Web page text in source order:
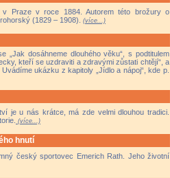
Praze v roce 1884. Autorem této brožury o
(1829 – 1908). (více...)
„Jak dosáhneme dlouhého věku“, s podtitulem
kteří se uzdraviti a zdravými zůstati chtějí“, a
ukázku z kapitoly „Jídlo a nápoj“, kde p.
je u nás krátce, má zde velmi dlouhou tradici.
(více...)
hnutí
český sportovec Emerich Rath. Jeho životní